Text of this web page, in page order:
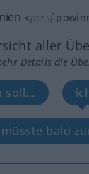
<persf
aller
Details die
soll...
bald